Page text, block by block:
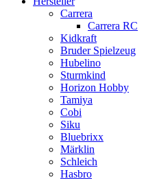
Carrera
Carrera RC
Kidkraft
Bruder Spielzeug
Hubelino
Sturmkind
Horizon Hobby
Tamiya
Cobi
Siku
Bluebrixx
Märklin
Schleich
Hasbro